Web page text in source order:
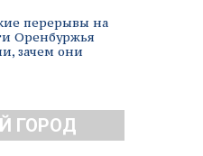
перерывы на
Оренбуржья
зачем они
ГОРОД